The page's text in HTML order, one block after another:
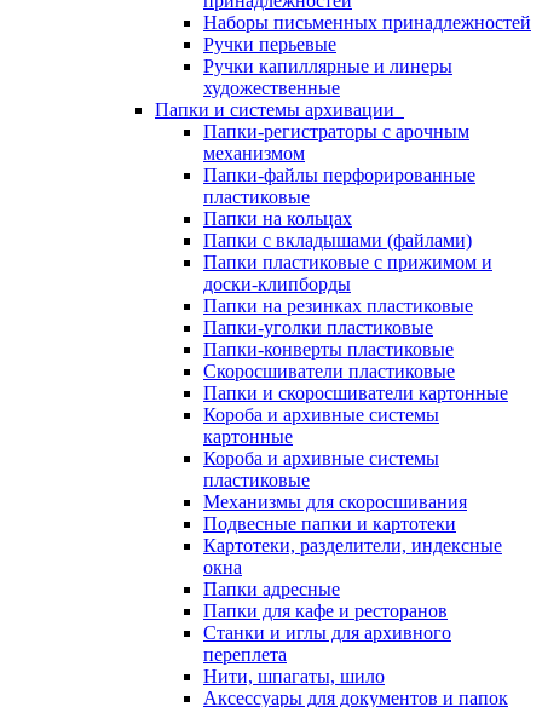
Наборы письменных принадлежностей
Ручки перьевые
Ручки капиллярные и линеры
художественные
Папки и системы архивации
Папки-регистраторы с арочным
механизмом
Папки-файлы перфорированные
пластиковые
Папки на кольцах
Папки с вкладышами (файлами)
Папки пластиковые с прижимом и
доски-клипборды
Папки на резинках пластиковые
Папки-уголки пластиковые
Папки-конверты пластиковые
Скоросшиватели пластиковые
Папки и скоросшиватели картонные
Короба и архивные системы
картонные
Короба и архивные системы
пластиковые
Механизмы для скоросшивания
Подвесные папки и картотеки
Картотеки, разделители, индексные
окна
Папки адресные
Папки для кафе и ресторанов
Станки и иглы для архивного
переплета
Нити, шпагаты, шило
Аксессуары для документов и папок